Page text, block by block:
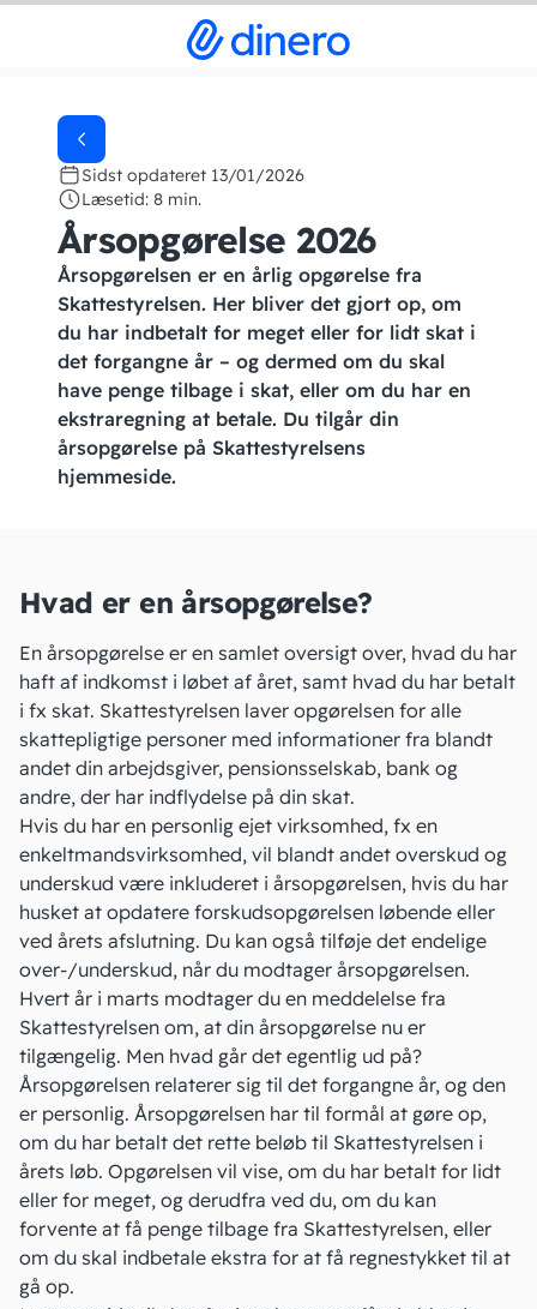
Sidst opdateret 13/01/2026
Læsetid: 8 min.
Årsopgørelse 2026
Årsopgørelsen er en årlig opgørelse fra
Skattestyrelsen. Her bliver det gjort op, om
du har indbetalt for meget eller for lidt skat i
det forgangne år – og dermed om du skal
have penge tilbage i skat, eller om du har en
ekstraregning at betale. Du tilgår din
årsopgørelse på Skattestyrelsens
hjemmeside.
Hvad er en årsopgørelse?
En årsopgørelse er en samlet oversigt over, hvad du har
haft af indkomst i løbet af året, samt hvad du har betalt
i fx skat. Skattestyrelsen laver opgørelsen for alle
skattepligtige personer med informationer fra blandt
andet din arbejdsgiver, pensionsselskab, bank og
andre, der har indflydelse på din skat.
Hvis du har en personlig ejet virksomhed, fx en
enkeltmandsvirksomhed, vil blandt andet overskud og
underskud være inkluderet i årsopgørelsen, hvis du har
husket at opdatere forskudsopgørelsen løbende eller
ved årets afslutning. Du kan også tilføje det endelige
over-/underskud, når du modtager årsopgørelsen.
Hvert år i marts modtager du en meddelelse fra
Skattestyrelsen om, at din årsopgørelse nu er
tilgængelig. Men hvad går det egentlig ud på?
Årsopgørelsen relaterer sig til det forgangne år, og den
er personlig. Årsopgørelsen har til formål at gøre op,
om du har betalt det rette beløb til Skattestyrelsen i
årets løb. Opgørelsen vil vise, om du har betalt for lidt
eller for meget, og derudfra ved du, om du kan
forvente at få penge tilbage fra Skattestyrelsen, eller
om du skal indbetale ekstra for at få regnestykket til at
gå op.